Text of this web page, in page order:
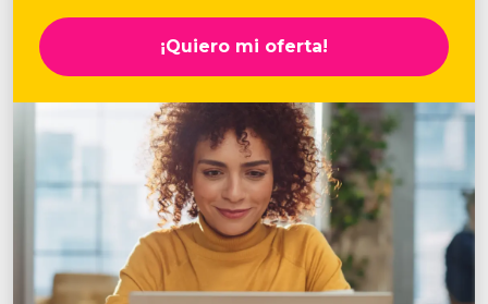
¡Quiero mi oferta!